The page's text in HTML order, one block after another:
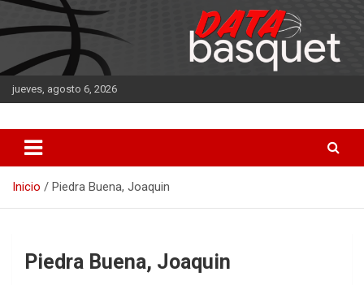
Saltar
al
contenido
jueves, agosto 6, 2026
DATA Basquet
Inicio Piedra Buena, Joaquin
Piedra Buena, Joaquin